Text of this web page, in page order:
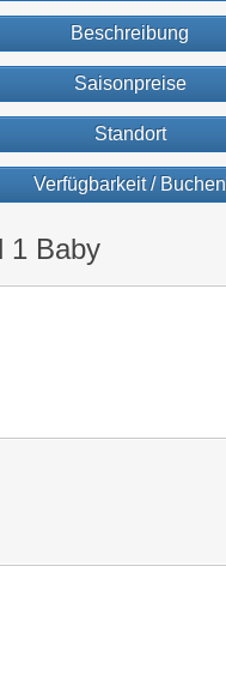
Beschreibung
Saisonpreise
Standort
Verfügbarkeit / Buchen
1 Baby